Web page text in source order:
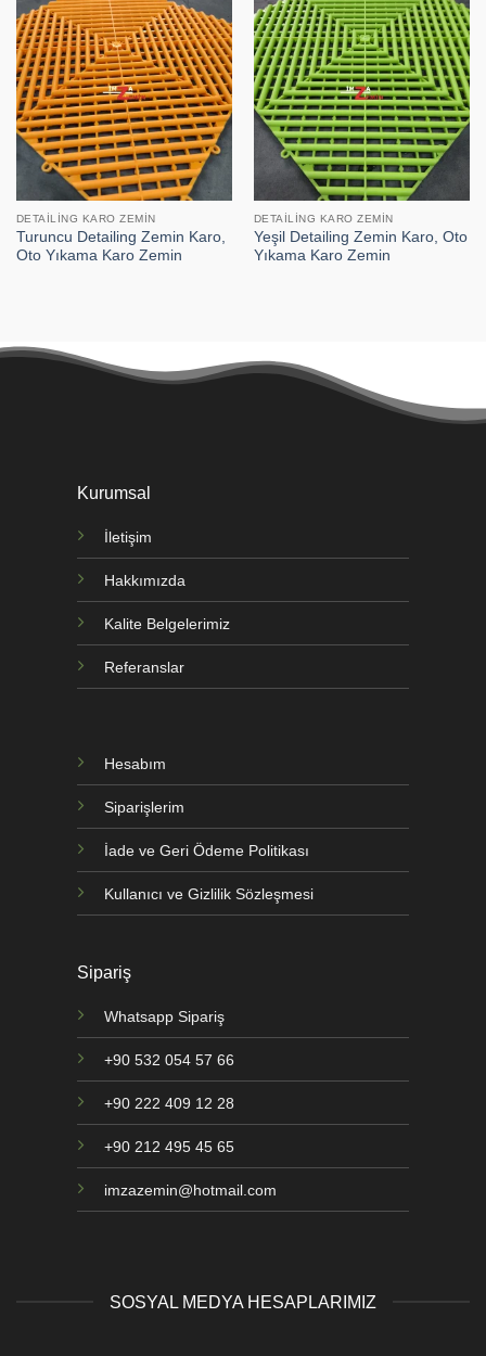
DETAILING KARO ZEMIN
Turuncu Detailing Zemin Karo,
Oto Yıkama Karo Zemin
DETAILING KARO ZEMIN
Yeşil Detailing Zemin Karo, Oto
Yıkama Karo Zemin
Kurumsal
İletişim
Hakkımızda
Kalite Belgelerimiz
Referanslar
Hesabım
Siparişlerim
İade ve Geri Ödeme Politikası
Kullanıcı ve Gizlilik Sözleşmesi
Sipariş
Whatsapp Sipariş
+90 532 054 57 66
+90 222 409 12 28
+90 212 495 45 65
imzazemin@hotmail.com
SOSYAL MEDYA HESAPLARIMIZ